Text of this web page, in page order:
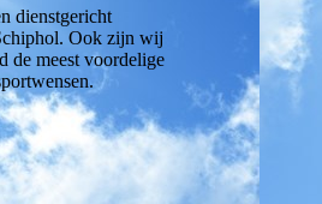
dienstgericht
Ook zijn wij
de meest voordelige